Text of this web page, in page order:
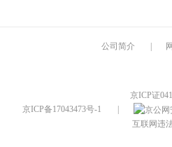
公司简介
京ICP证
京ICP备17043473号-1
互联网违